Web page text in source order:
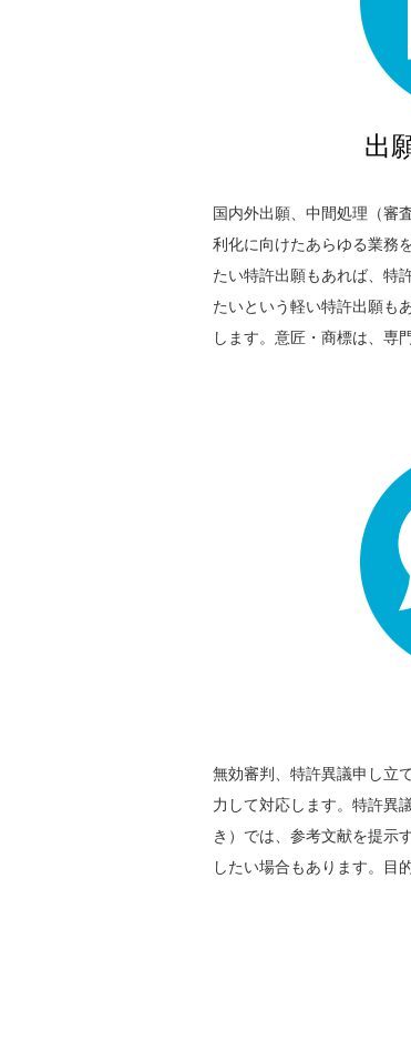
出
国内外出願、中間処理（審
利化に向けたあらゆる業務
たい特許出願もあれば、特
たいという軽い特許出願も
します。意匠・商標は、専
無効審判、特許異議申し立
力して対応します。特許異
き）では、参考文献を提示
したい場合もあります。目